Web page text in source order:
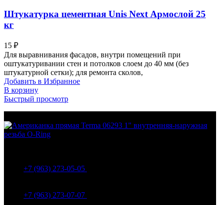
Штукатурка цементная Unis Next Армослой 25
кг
15 ₽
Для выравнивания фасадов, внутри помещений при
оштукатуривании стен и потолков слоем до 40 мм (без
штукатурной сетки); для ремонта сколов,
Добавить в Избранное
В корзину
Быстрый просмотр
+7 (963) 273-05-05
+7 (963) 273-07-07